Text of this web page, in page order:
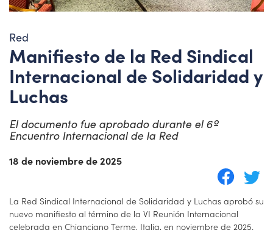
Red
Manifiesto de la Red Sindical
Internacional de Solidaridad y
Luchas
El documento fue aprobado durante el 6º
Encuentro Internacional de la Red
18 de noviembre de 2025
La Red Sindical Internacional de Solidaridad y Luchas aprobó su
nuevo manifiesto al término de la VI Reunión Internacional
celebrada en Chianciano Terme, Italia, en noviembre de 2025.